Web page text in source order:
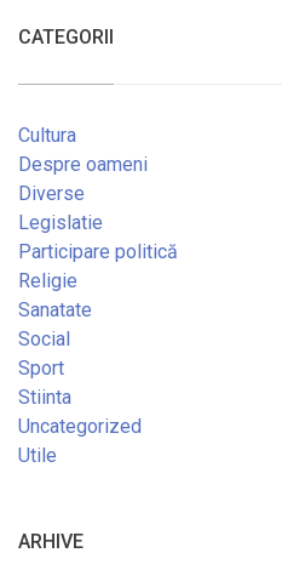
CATEGORII
Cultura
Despre oameni
Diverse
Legislatie
Participare politică
Religie
Sanatate
Social
Sport
Stiinta
Uncategorized
Utile
ARHIVE